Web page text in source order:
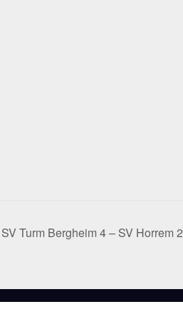
SV Turm Bergheim 4 – SV Horrem 2